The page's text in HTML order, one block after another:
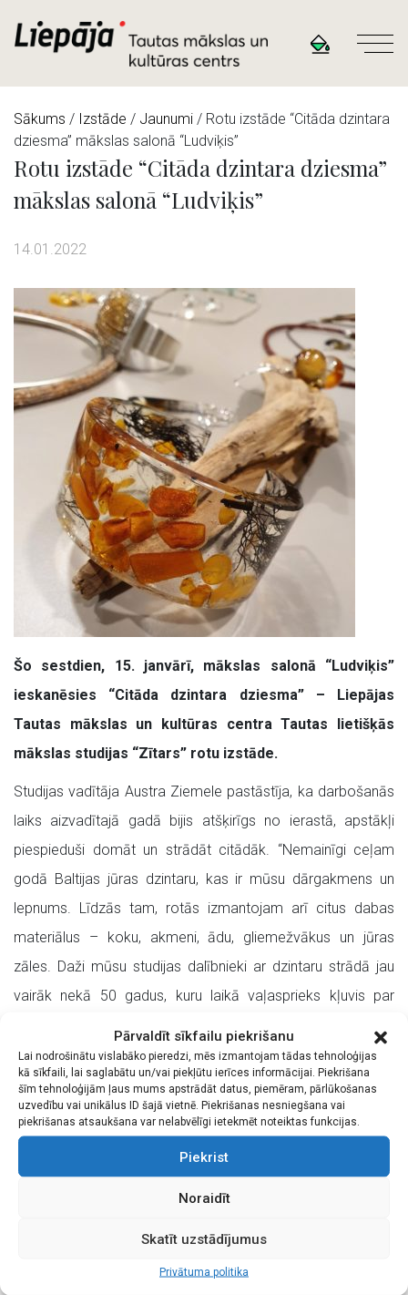
Pārvaldīt sīkfailu piekrišanu
Lai nodrošinātu vislabāko pieredzi, mēs izmantojam tādas tehnoloģijas
kā sīkfaili, lai saglabātu un/vai piekļūtu ierīces informācijai. Piekrišana
šīm tehnoloģijām ļaus mums apstrādāt datus, piemēram, pārlūkošanas
uzvedību vai unikālus ID šajā vietnē. Piekrišanas nesniegšana vai
piekrišanas atsaukšana var nelabvēlīgi ietekmēt noteiktas funkcijas.
Piekrist
Noraidīt
Skatīt uzstādījumus
Privātuma politika
Sākums / Izstāde / Jaunumi / Rotu izstāde “Citāda dzintara
dziesma” mākslas salonā “Ludviķis”
Rotu izstāde “Citāda dzintara dziesma”
mākslas salonā “Ludviķis”
14.01.2022
Šo sestdien, 15. janvārī, mākslas salonā “Ludviķis”
ieskanēsies “Citāda dzintara dziesma” – Liepājas
Tautas mākslas un kultūras centra Tautas lietišķās
mākslas studijas “Zītars” rotu izstāde.
Studijas vadītāja Austra Ziemele pastāstīja, ka darbošanās
laiks aizvadītajā gadā bijis atšķirīgs no ierastā, apstākļi
piespieduši domāt un strādāt citādāk. “Nemainīgi ceļam
godā Baltijas jūras dzintaru, kas ir mūsu dārgakmens un
lepnums. Līdzās tam, rotās izmantojam arī citus dabas
materiālus – koku, akmeni, ādu, gliemežvākus un jūras
zāles. Daži mūsu studijas dalībnieki ar dzintaru strādā jau
vairāk nekā 50 gadus, kuru laikā vaļasprieks kļuvis par
Latvijas pilsētās, kā arī ārzemēs – Anglijā, Bulgārijā, Vācijā,
Polijā, Zviedrijā, Ungārijā, Krievijā, Kiprā, Portugālē, arī
Austrālijā, Korejā un Japānā. Aicinām aplūkot mūsu jaunāko
veikumu!”
Izstādē būs redzami Solveigas Vārnas, Ludmilas Kadekas,
Imanta Roļļa, Andra Gūtmaņa, Ilmāra Kuncīša, Harija Kalēja,
Māra Vīģeļa, Andra Grebja, Austras Ziemeles, Ilzes Šēferes